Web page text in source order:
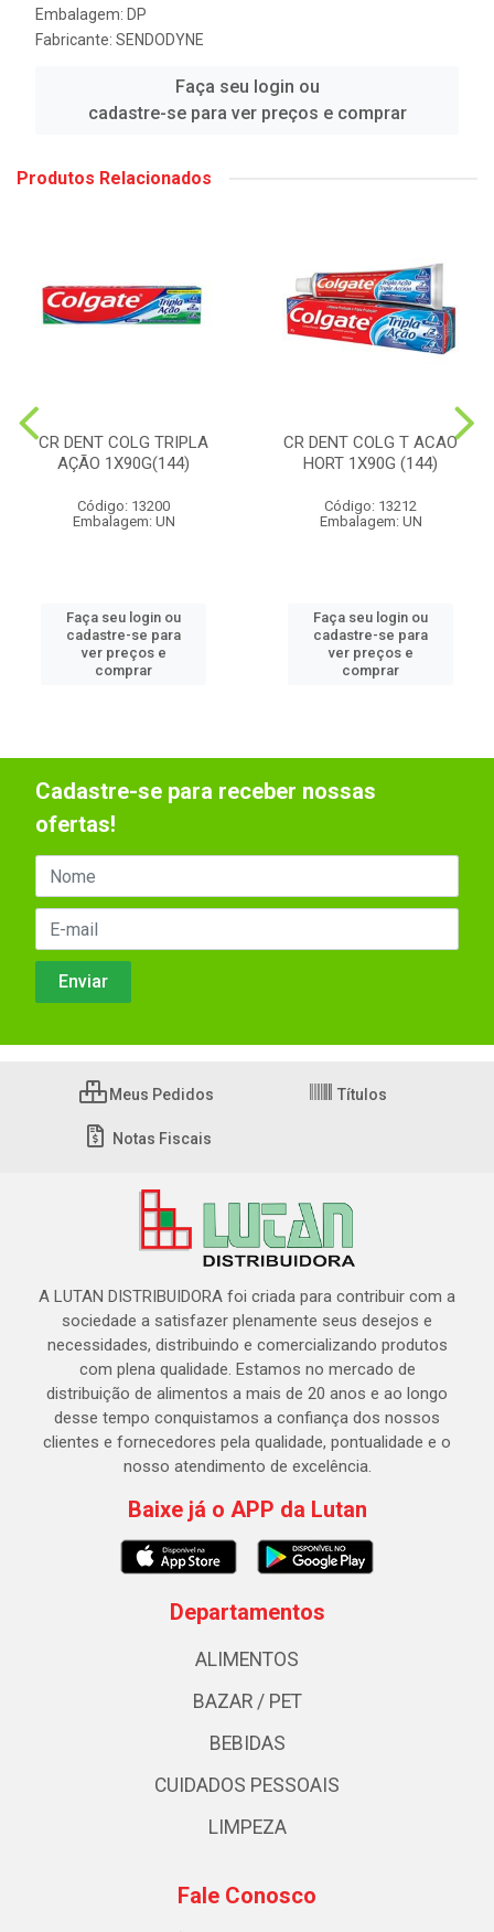
Embalagem: DP
Fabricante: SENDODYNE
Faça seu login ou
cadastre-se para ver preços e comprar
Produtos Relacionados
CR DENT COLG TRIPLA
AÇÃO 1X90G(144)
Código: 13200
Embalagem: UN
Faça seu login ou
cadastre-se para
ver preços e
comprar
CR DENT COLG T ACAO
HORT 1X90G (144)
Código: 13212
Embalagem: UN
Faça seu login ou
cadastre-se para
ver preços e
comprar
Cadastre-se para receber nossas
ofertas!
Meus Pedidos Títulos
Notas Fiscais
A LUTAN DISTRIBUIDORA foi criada para contribuir com a
sociedade a satisfazer plenamente seus desejos e
necessidades, distribuindo e comercializando produtos
com plena qualidade. Estamos no mercado de
distribuição de alimentos a mais de 20 anos e ao longo
desse tempo conquistamos a confiança dos nossos
clientes e fornecedores pela qualidade, pontualidade e o
nosso atendimento de excelência.
Baixe já o APP da Lutan
Departamentos
ALIMENTOS
BAZAR / PET
BEBIDAS
CUIDADOS PESSOAIS
LIMPEZA
Fale Conosco